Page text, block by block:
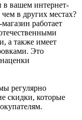
в вашем интернет-
в других местах?
работает
а также имеет
Это
регулярно
скидки, которые